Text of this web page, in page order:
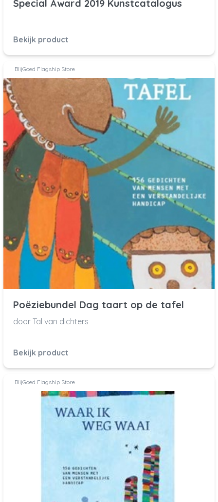
Special Award 2019 Kunstcatalogus
Bekijk product
BlijGoed Flagship Store
Poëziebundel Dag taart op de tafel
door Tal van dichters
Bekijk product
BlijGoed Flagship Store